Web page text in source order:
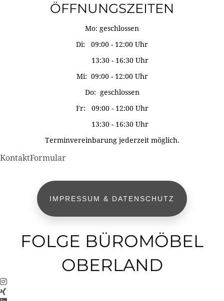
ÖFFNUNGSZEITEN
Mo: geschlossen
Di: 09:00 - 12:00 Uhr
13:30 - 16:30 Uhr
Mi: 09:00 - 12:00 Uhr
Do: geschlossen
Fr: 09:00 - 12:00 Uhr
13:30 - 16:30 Uhr
Terminvereinbarung jederzeit möglich.
KontaktFormular
IMPRESSUM & DATENSCHUTZ
FOLGE BÜROMÖBEL
OBERLAND